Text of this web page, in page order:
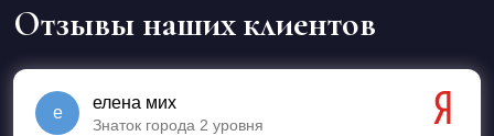
Отзывы наших клиентов
е
елена мих
Знаток города 2 уровня